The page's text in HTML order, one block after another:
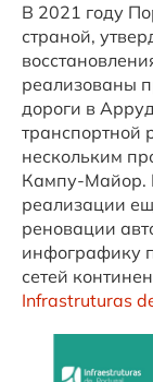
В 2021 году
страной,
реализованы
дороги в
транспортной
нескольким
Кампу-Майор.
реализации
реновации
инфографику
сетей
Infrastruturas